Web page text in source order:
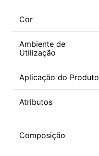
Cor
Ambiente de
Utilização
Aplicação do Produto
Atributos
Composição